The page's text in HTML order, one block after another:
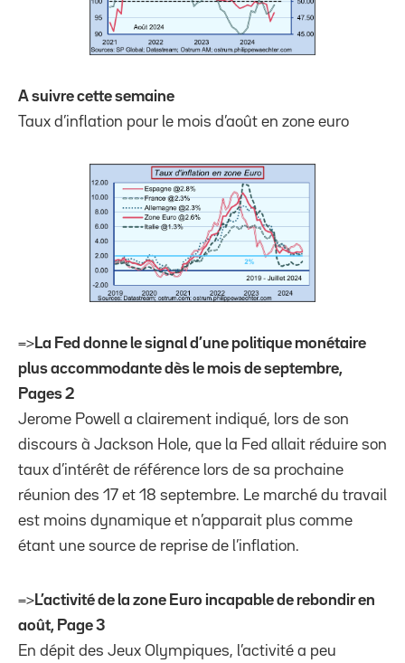
A suivre cette semaine
Taux d’inflation pour le mois d’août en zone euro
=>La Fed donne le signal d’une politique monétaire
plus accommodante dès le mois de septembre,
Pages 2
Jerome Powell a clairement indiqué, lors de son
discours à Jackson Hole, que la Fed allait réduire son
taux d’intérêt de référence lors de sa prochaine
réunion des 17 et 18 septembre. Le marché du travail
est moins dynamique et n’apparait plus comme
étant une source de reprise de l’inflation.
=>L’activité de la zone Euro incapable de rebondir en
août, Page 3
En dépit des Jeux Olympiques, l’activité a peu